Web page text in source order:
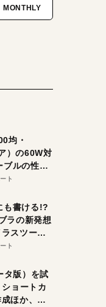
MONTHLY
均・
）の60W対
ブルの性能
パの1本を
ト
も書ける!?
ラの新発想
スツーウ
。持ち替
ト
タ版）を試
ョートカ
ほか、期